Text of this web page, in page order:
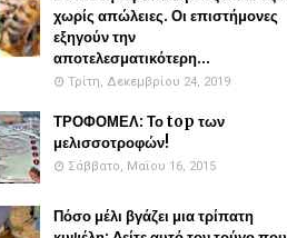
χωρίς απώλειες. Οι επιστήμονες
εξηγούν την
αποτελεσματικότερη...
Τρίτη, Δεκεμβρίου 24, 2019
ΤΡΟΦΟΜΕΛ: Το top των
μελισσοτροφών!
Σάββατο, Μαΐου 16, 2015
Πόσο μέλι βγάζει μια τρίπατη